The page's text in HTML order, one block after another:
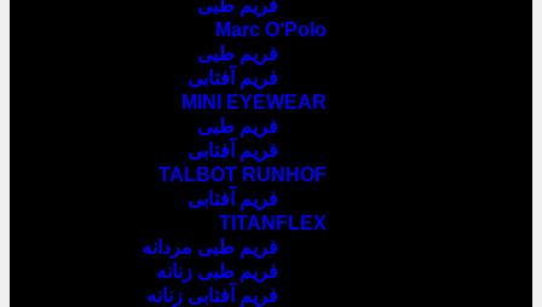
فریم طبی
Marc O‘Polo
فریم طبی
فریم آفتابی
MINI EYEWEAR
فریم طبی
فریم آفتابی
TALBOT RUNHOF
فریم آفتابی
TITANFLEX
فریم طبی مردانه
فریم طبی زنانه
فریم آفتابی زنانه